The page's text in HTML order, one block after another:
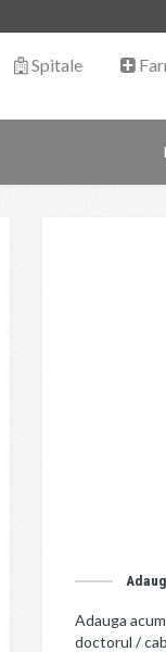
Spitale
Adauga
doctorul /